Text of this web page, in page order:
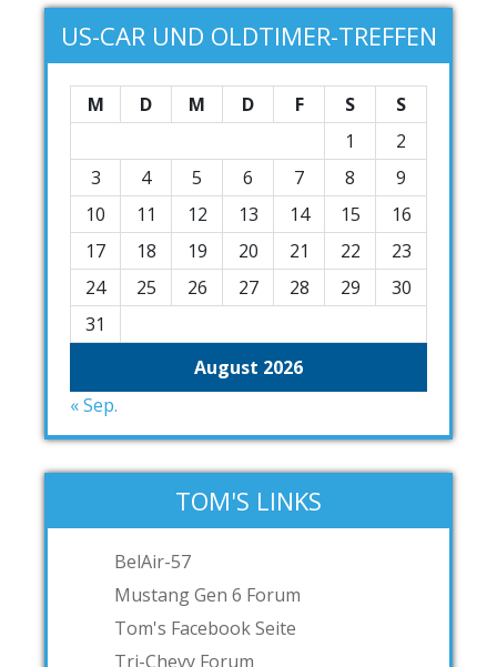
US-CAR UND OLDTIMER-TREFFEN
August 2026
M D M D F S
S
1
2
3
4 5 6 7 8
9
10
11 12 13 14 15
16
17
18 19 20 21 22
23
24
25 26 27 28 29
30
31
« Sep.
TOM'S LINKS
BelAir-57
Mustang Gen 6 Forum
Tom's Facebook Seite
Tri-Chevy Forum